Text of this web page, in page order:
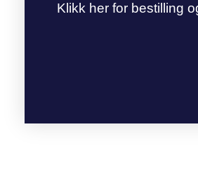
Klikk her for bestilling